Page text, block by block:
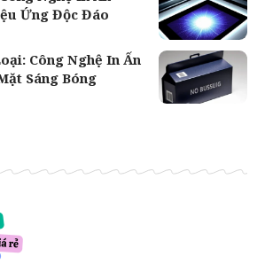
Ứng Độc Đáo
Công Nghệ In Ấn
Sáng Bóng